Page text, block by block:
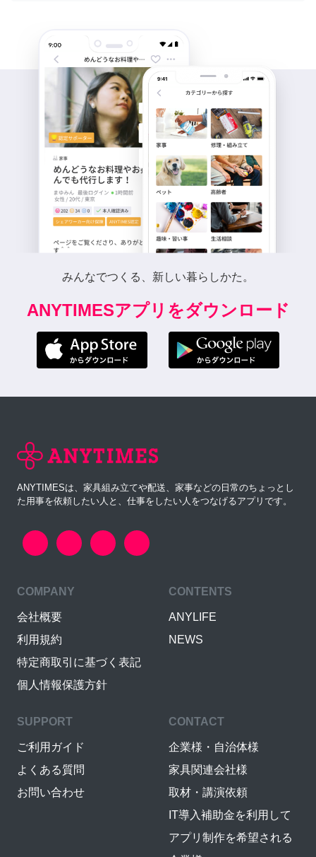
みんなでつくる、新しい暮らしかた。
ANYTIMESアプリをダウンロード
ANYTIMESは、家具組み立てや配送、家事などの日常のちょっとし
た用事を依頼したい人と、仕事をしたい人をつなげるアプリです。
COMPANY
会社概要
利用規約
特定商取引に基づく表記
個人情報保護方針
CONTENTS
ANYLIFE
NEWS
SUPPORT
ご利用ガイド
よくある質問
お問い合わせ
CONTACT
企業様・自治体様
家具関連会社様
取材・講演依頼
IT導入補助金を利用して
アプリ制作を希望される